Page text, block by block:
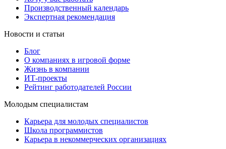
Производственный календарь
Экспертная рекомендация
Новости и статьи
Блог
О компаниях в игровой форме
Жизнь в компании
ИТ-проекты
Рейтинг работодателей России
Молодым специалистам
Карьера для молодых специалистов
Школа программистов
Карьера в некоммерческих организациях